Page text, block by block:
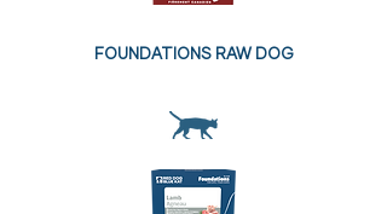
FOUNDATIONS RAW DOG